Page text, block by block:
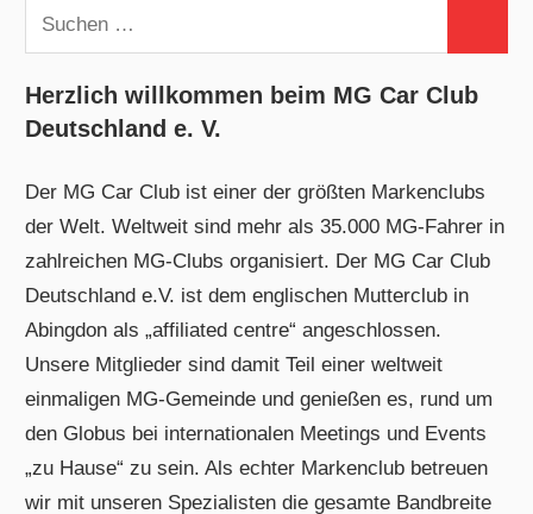
Suchen
nach:
Herzlich willkommen beim MG Car Club
Deutschland e. V.
Der MG Car Club ist einer der größten Markenclubs
der Welt. Weltweit sind mehr als 35.000 MG-Fahrer in
zahlreichen MG-Clubs organisiert. Der MG Car Club
Deutschland e.V. ist dem englischen Mutterclub in
Abingdon als „affiliated centre“ angeschlossen.
Unsere Mitglieder sind damit Teil einer weltweit
einmaligen MG-Gemeinde und genießen es, rund um
den Globus bei internationalen Meetings und Events
„zu Hause“ zu sein. Als echter Markenclub betreuen
wir mit unseren Spezialisten die gesamte Bandbreite